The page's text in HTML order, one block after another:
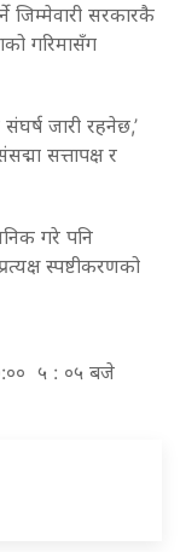
जिम्मेवारी सरकारकै
गरिमासँग
संघर्ष जारी रहनेछ,’
सत्तापक्ष र
गरे पनि
स्पष्टीकरणको
५ : ०५ बजे